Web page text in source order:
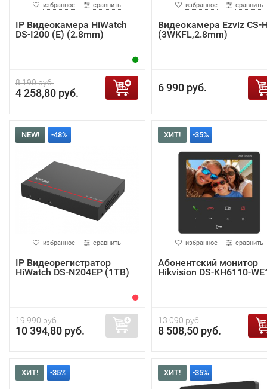
избранное сравнить
IP Видеокамера HiWatch
DS-I200 (E) (2.8mm)
8 190 руб.
4 258,80 руб.
избранное сравнить
Видеокамера Ezviz CS-
(3WKFL,2.8mm)
6 990 руб.
NEW! -48%
избранное сравнить
IP Видеорегистратор
HiWatch DS-N204EP (1TB)
19 990 руб.
10 394,80 руб.
ХИТ! -35%
избранное сравнить
Абонентский монитор
Hikvision DS-KH6110-
13 090 руб.
8 508,50 руб.
ХИТ! -35% ХИТ! -35%